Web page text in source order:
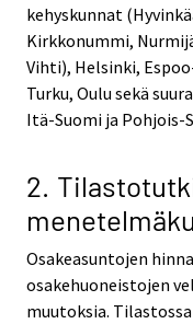
kehyskunnat
Kirkkonummi,
Vihti), Helsinki,
Turku, Oulu sekä
Itä-Suomi ja Pohjois-
2.
Osakeasuntojen
osakehuoneistojen
muutoksia.